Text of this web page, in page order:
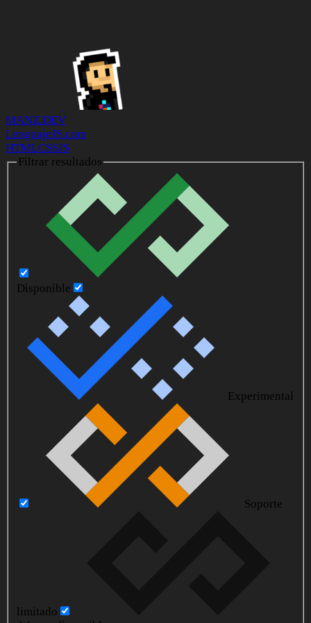
MANZ.DEV
LenguajeJS.com
HTMLCSSJS
Filtrar resultados
Disponible
Experimental
Soporte
limitado